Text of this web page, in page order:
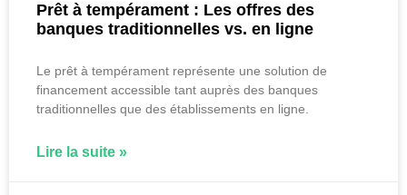
Prêt à tempérament : Les offres des
banques traditionnelles vs. en ligne
Le prêt à tempérament représente une solution de
financement accessible tant auprès des banques
traditionnelles que des établissements en ligne.
Lire la suite »